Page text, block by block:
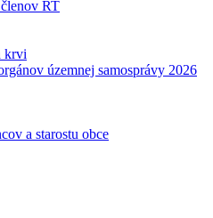
RT
krvi
územnej samosprávy 2026
a starostu obce